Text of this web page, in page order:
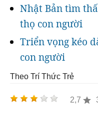
Nhật Bản tìm
thọ con người
Triển vọng kéo
con người
Theo Trí Thức Trẻ
2,7